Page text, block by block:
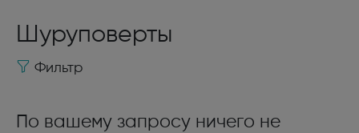
Шуруповерты
Фильтр
По вашему запросу ничего не